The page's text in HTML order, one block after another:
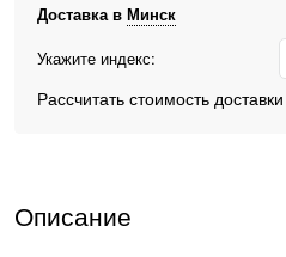
Доставка в Минск
Укажите индекс:
Рассчитать стоимость доставки
Описание